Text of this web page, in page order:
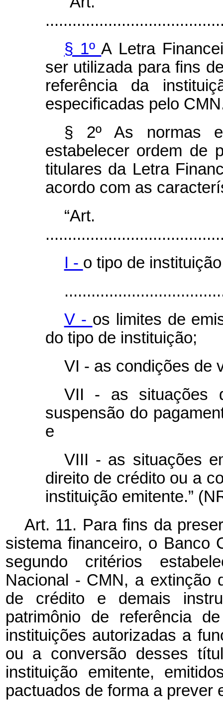
§ 1ºA Letra
ser utilizada para fins
referência da
especificadas pelo
§ 2º As normas
estabelecer ordem de
titulares da Letra
acordo com as
I - o tipo de
V - os limites de
do tipo de instituição;
VI - as condições de
VII - as situações
suspensão do
e
VIII - as situações
direito de crédito ou a
instituição emitente.”
Art. 11. Para fins da
sistema financeiro, o Banco
segundo critérios
Nacional - CMN, a extinção
de crédito e demais
patrimônio de referência
instituições autorizadas a
ou a conversão desses
instituição emitente,
pactuados de forma a prever